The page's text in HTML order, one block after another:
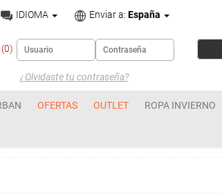
IDIOMA Enviar a: España
(0)
¿Olvidaste tu contraseña?
OFERTAS OUTLET ROPA INVIERNO